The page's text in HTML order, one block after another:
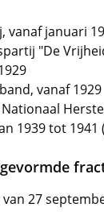
vanaf januari
"De
vanaf 1929
1939 tot
27